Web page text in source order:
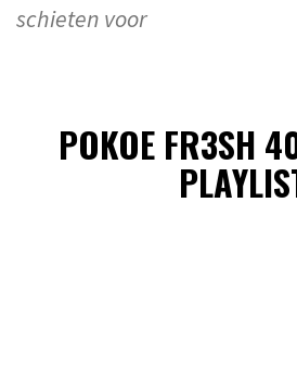
schieten voor
POKOE FR3SH